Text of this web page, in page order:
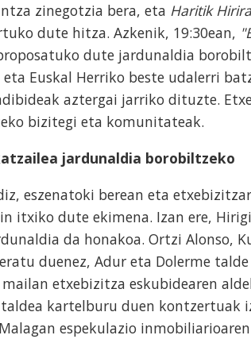
zinegotzia bera, eta Haritik Hirira
dute hitza. Azkenik, 19:30ean,
dute jardunaldia
Euskal Herriko beste udalerri
aztergai jarriko dituzte.
bizitegi eta komunitateak.
jardunaldia borobiltzeko
eszenatoki berean eta
itxiko dute ekimena. Izan ere,
da honakoa. Ortzi Alonso,
duenez, Adur eta Dolerme
etxebizitza eskubidearen
kartelburu duen kontzertuak
espekulazio